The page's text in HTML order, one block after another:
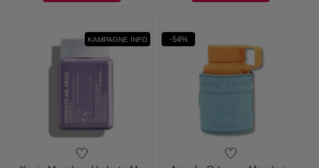
KAMPAGNE INFO -54%